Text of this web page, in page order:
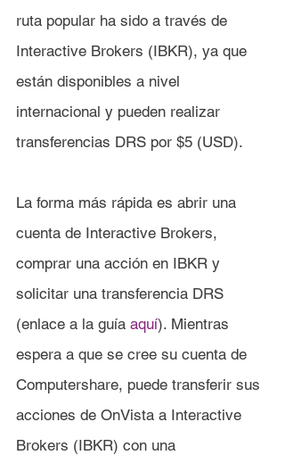
ruta popular ha sido a través de
Interactive Brokers (IBKR), ya que
están disponibles a nivel
internacional y pueden realizar
transferencias DRS por $5 (USD).
La forma más rápida es abrir una
cuenta de Interactive Brokers,
comprar una acción en IBKR y
solicitar una transferencia DRS
(enlace a la guía aquí). Mientras
espera a que se cree su cuenta de
Computershare, puede transferir sus
acciones de OnVista a Interactive
Brokers (IBKR) con una